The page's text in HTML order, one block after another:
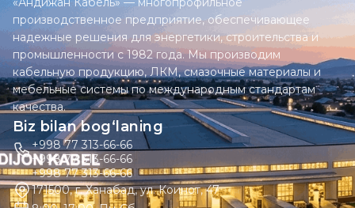
производственное предприятие, обеспечивающее
надежные решения для энергетики, строительства и
промышленности с 1982 года. Мы производим
кабельную продукцию, ЛКМ, смазочные материалы и
мебельные системы по международным стандартам
качества.
Biz bilan bog‘laning
+998 77 313-66-66
+998 77 313-66-66
+998 77 313-66-66
171500, г. Ханабад, ул. Коинот, 47